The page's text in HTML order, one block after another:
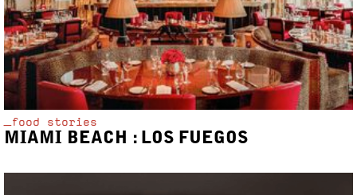
_food stories
MIAMI BEACH : LOS FUEGOS